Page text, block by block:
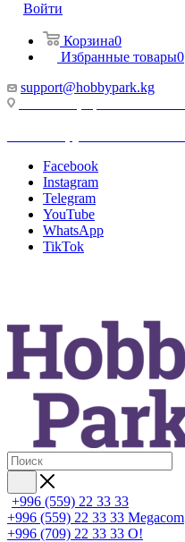
Войти
Корзина0
Избранные товары0
support@hobbypark.kg
Facebook
Instagram
Telegram
YouTube
WhatsApp
TikTok
+996 (559) 22 33 33
+996 (559) 22 33 33 Megacom
+996 (709) 22 33 33 O!